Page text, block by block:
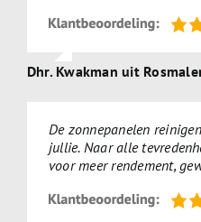
Dhr. Kwakman uit
De zonnepanelen
jullie. Naar alle
voor meer rendement,